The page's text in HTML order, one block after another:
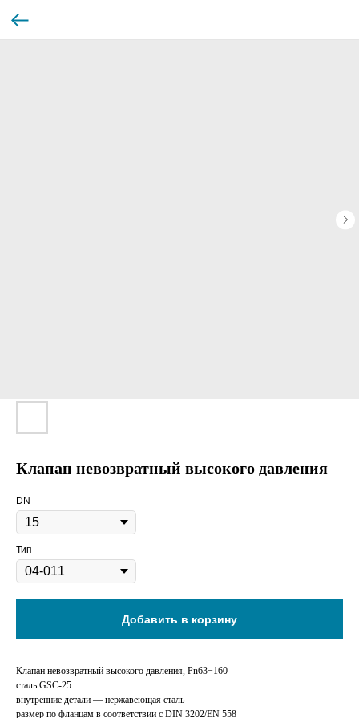
Клапан невозвратный высокого давления
DN
Тип
Добавить в корзину
Клапан невозвратный высокого давления, Pn63−160
сталь GSC-25
внутренние детали — нержавеющая сталь
размер по фланцам в соответствии с DIN 3202/EN 558